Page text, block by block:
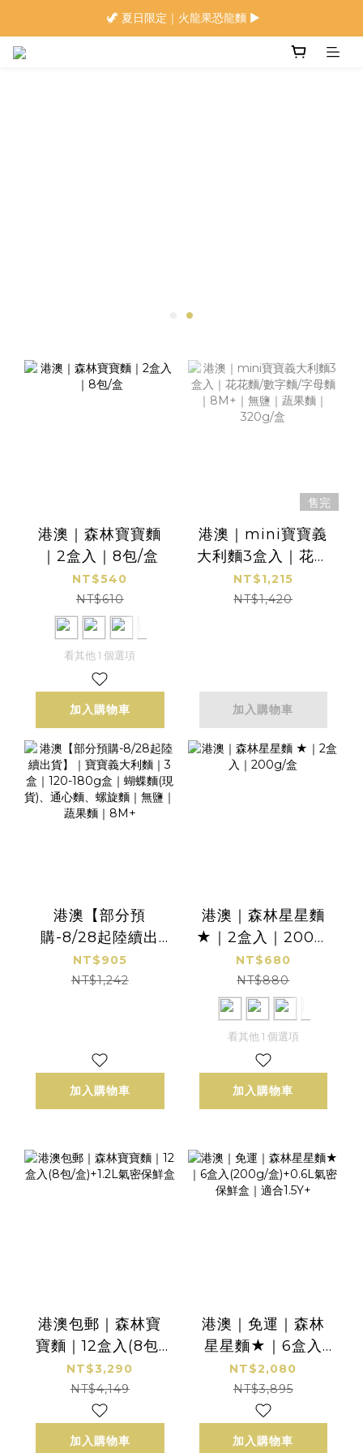
🍜 限量下單即贈 ▶︎ 南瓜x麻油拌麵1包(登入會員)
🦖 夏日限定｜火龍果恐龍麵 ▶︎
港澳｜森林寶寶麵
｜2盒入｜8包/盒
NT$540
NT$610
看其他 1 個選項
加入購物車
售完
港澳｜mini寶寶義
大利麵3盒入｜花花
麵/數字麵/字母麵｜
8M+｜無鹽｜蔬果
NT$1,215
NT$1,420
加入購物車
港澳【部分預
購-8/28起陸續出
貨】｜寶寶義大利
麵｜3盒｜120-
｜8M+
NT$905
NT$1,242
加入購物車
港澳｜森林星星麵
★｜2盒入｜200g/
盒
NT$680
NT$880
看其他 1 個選項
加入購物車
港澳包郵｜森林寶
寶麵｜12盒入(8包/
盒)+1.2L氣密保鮮盒
NT$3,290
NT$4,149
加入購物車
港澳｜免運｜森林
星星麵★｜6盒入
(200g/盒)+0.6L氣
密保鮮盒｜適合
1.5Y+
NT$2,080
NT$3,895
加入購物車